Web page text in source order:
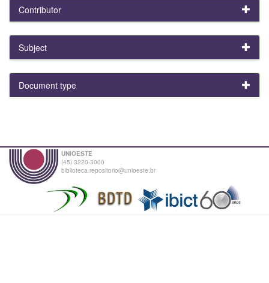
Contributor
Subject
Document type
UNIOESTE
(45) 3220-3000
biblioteca.repositorio@unioeste.br